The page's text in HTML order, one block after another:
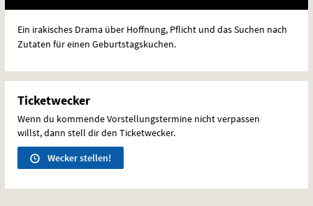
Ein irakisches Drama über Hoffnung, Pflicht und das Suchen nach
Zutaten für einen Geburtstagskuchen.
Ticketwecker
Wenn du kommende Vorstellungstermine nicht verpassen
willst, dann stell dir den Ticketwecker.
Wecker stellen!